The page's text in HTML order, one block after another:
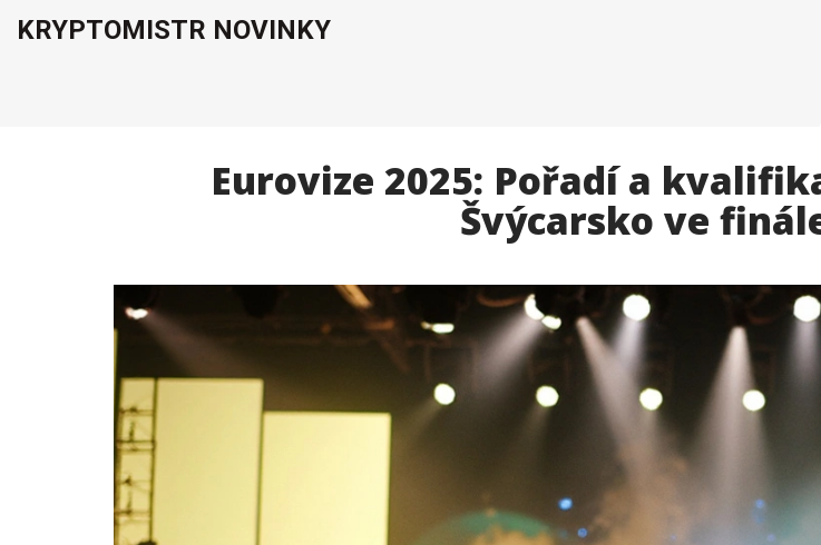
KRYPTOMISTR NOVINKY
Eurovize 2025: Pořadí a
Švýcarsko ve